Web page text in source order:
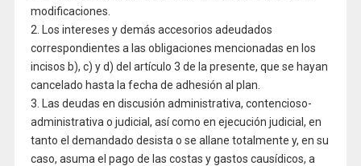
modificaciones.
2. Los intereses y demás accesorios adeudados
correspondientes a las obligaciones mencionadas en los
incisos b), c) y d) del artículo 3 de la presente, que se hayan
cancelado hasta la fecha de adhesión al plan.
3. Las deudas en discusión administrativa, contencioso-
administrativa o judicial, así como en ejecución judicial, en
tanto el demandado desista o se allane totalmente y, en su
caso, asuma el pago de las costas y gastos causídicos, a